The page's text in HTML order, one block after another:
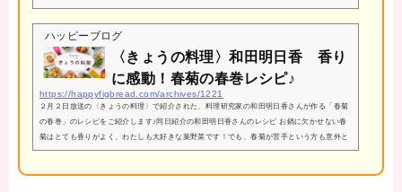
方達にもうれしい野菜です！ただ、調理方法が単調になりがちな食材でもあります。和田明
日香さんのブロッコリーレシピは、ブロッコリーを包丁で削ってパスタにするという新しい
食べ方を提案してくれました♪削ることによって味がよくからみ、パスタソースに最適なん
だ...
ハッピーブログ
〈きょうの料理〉和田明日香 香り
に感動！春菊の春巻レシピ♪
https://happyfigbread.com/archives/1221
２月２日放送の〈きょうの料理〉で紹介された、料理研究家の和田明日香さんが作る「春菊
の春巻」のレシピをご紹介します♪同日紹介の和田明日香さんのレシピ お鍋に欠かせない春
菊はとても香りがよく、わたしも大好きな葉野菜です！でも、春菊が苦手という方も意外と
多いですよね。そんな方にもぜひ作ってみてほしい春菊レシピです♪和田明日香さんが感動